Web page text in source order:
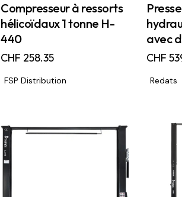
Compresseur à ressorts
hélicoïdaux 1 tonne H-
440
CHF 258.35
FSP Distribution
avec
CHF
Redats